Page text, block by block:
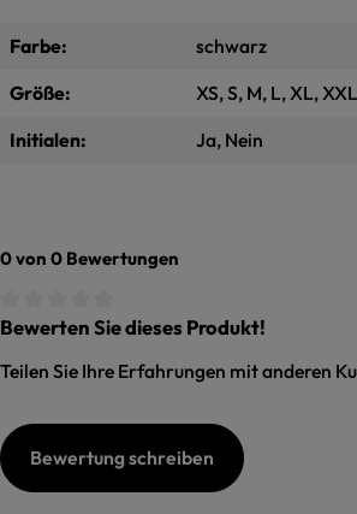
Farbe:
schwarz
Größe:
XS, S, M, L, XL, XXL
Initialen:
Ja, Nein
0 von 0 Bewertungen
Durchschnittliche Bewertung von 0 von 5
Bewerten Sie dieses Produkt!
Teilen Sie Ihre Erfahrungen mit anderen
Bewertung schreiben